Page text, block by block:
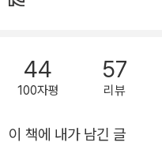
고 서정적인 차상미 화가의
들이 만날 수 있는, 최고의 문학
없는 뽑기 기계가 전하는 따
는…… 난 뽑기를 하면 안 돼.” “으하핫! 뽑기가 뭐라고 그렇게 겁을 먹
44
100자평
57
리뷰
이 책에 내가 남긴 글